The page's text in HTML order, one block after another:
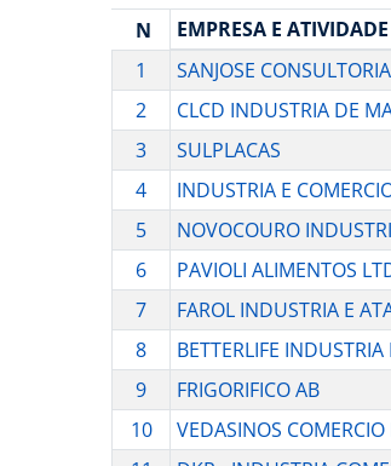
N
EMPRESA E
1
SANJOSE
2
CLCD INDUSTRIA DE
3
SULPLACAS
4
INDUSTRIA E
5
NOVOCOURO
6
PAVIOLI ALIMENTOS
7
FAROL INDUSTRIA E
8
BETTERLIFE
9
FRIGORIFICO AB
10
VEDASINOS